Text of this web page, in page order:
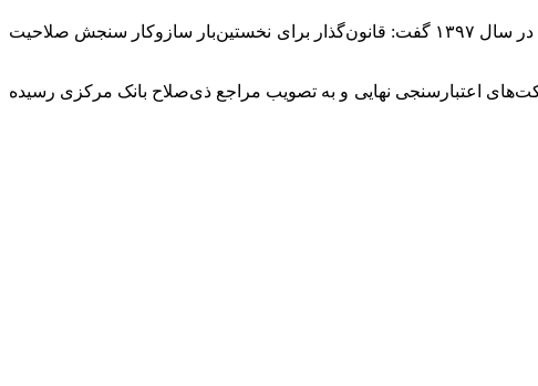
در همین راستا فردین فدایی، کارشناس حوزه تنظیم‌گری بانک مرکزی، در برنامه هشت صبح رادیو با اشاره به اصلاح قانون صدور چک در سال ۱۳۹۷ گفت: قانون‌گذار برای نخستین‌بار سازوکار سنجش صلاحیت
اعتبارسنجی نهایی و به تصویب مراجع ذی‌صلاح بانک مرکزی رسیده